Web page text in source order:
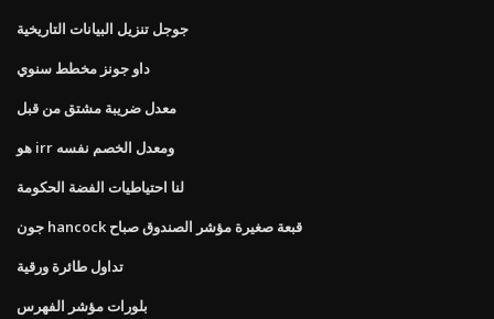
جوجل تنزيل البيانات التاريخية
داو جونز مخطط سنوي
معدل ضريبة مشتق من قبل
هو irr ومعدل الخصم نفسه
لنا احتياطيات الفضة الحكومة
جون hancock قبعة صغيرة مؤشر الصندوق صباح
تداول طائرة ورقية
بلورات مؤشر الفهرس